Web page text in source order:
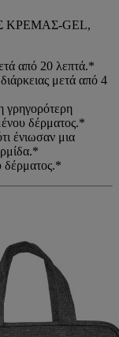
ΚΡΕΜΑΣ-GEL,
από 20 λεπτά.*
μετά από 4
γρηγορότερη
δέρματος.*
ένιωσαν μια
δέρματος.*